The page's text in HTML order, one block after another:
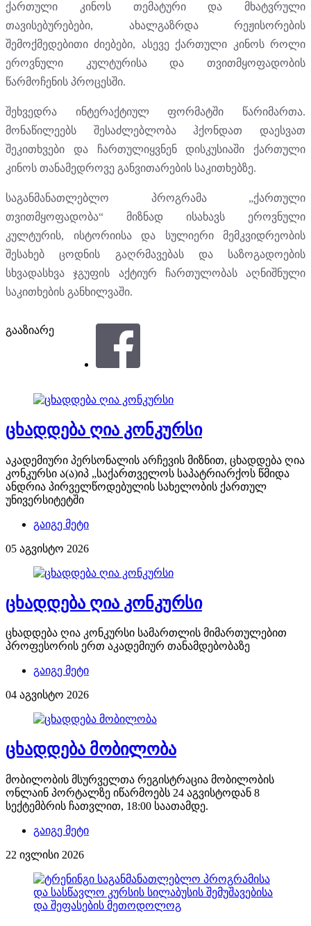
ქართული კინოს თემატური და მხატვრული
თავისებურებები, ახალგაზრდა რეჟისორების
შემოქმედებითი ძიებები, ასევე ქართული კინოს როლი
ეროვნული კულტურისა და თვითმყოფადობის
წარმოჩენის პროცესში.
შეხვედრა ინტერაქტიულ ფორმატში წარიმართა.
მონაწილეებს შესაძლებლობა ჰქონდათ დაესვათ
შეკითხვები და ჩართულიყვნენ დისკუსიაში ქართული
კინოს თანამედროვე განვითარების საკითხებზე.
საგანმანათლებლო პროგრამა „ქართული
თვითმყოფადობა“ მიზნად ისახავს ეროვნული
კულტურის, ისტორიისა და სულიერი მემკვიდრეობის
შესახებ ცოდნის გაღრმავებას და საზოგადოების
სხვადასხვა ჯგუფის აქტიურ ჩართულობას აღნიშნული
საკითხების განხილვაში.
გააზიარე
ცხადდება ღია კონკურსი
აკადემიური პერსონალის არჩევის მიზნით, ცხადდება ღია
კონკურსი ა(ა)იპ „საქართველოს საპატრიარქოს წმიდა
ანდრია პირველწოდებულის სახელობის ქართულ
უნივერსიტეტში
გაიგე მეტი
05 აგვისტო 2026
ცხადდება ღია კონკურსი
ცხადდება ღია კონკურსი სამართლის მიმართულებით
პროფესორის ერთ აკადემიურ თანამდებობაზე
გაიგე მეტი
04 აგვისტო 2026
ცხადდება მობილობა
მობილობის მსურველთა რეგისტრაცია მობილობის
ონლაინ პორტალზე იწარმოებს 24 აგვისტოდან 8
სექტემბრის ჩათვლით, 18:00 საათამდე.
გაიგე მეტი
22 ივლისი 2026